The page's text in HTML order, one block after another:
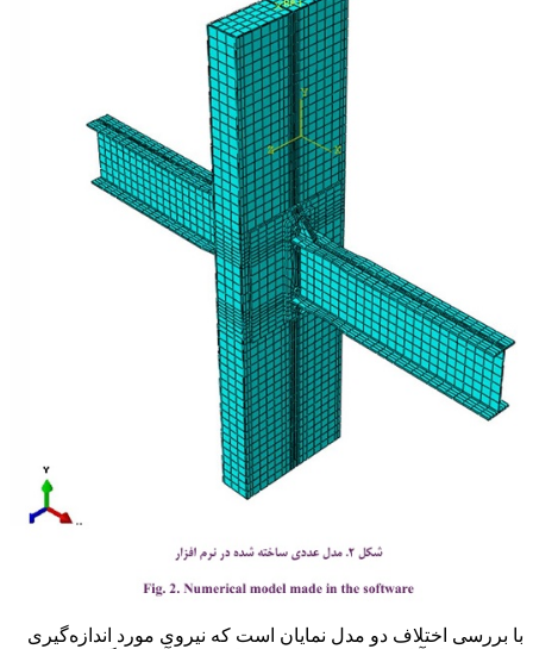
با بررسی اختلاف دو مدل نمایان است که نیروی مورد اندازه‌گیری